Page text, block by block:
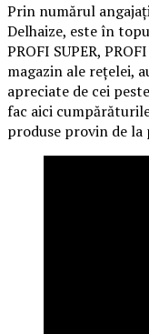
Prin numărul
Delhaize, este în
PROFI SUPER,
magazin ale rețelei,
apreciate de cei
fac aici
produse provin de